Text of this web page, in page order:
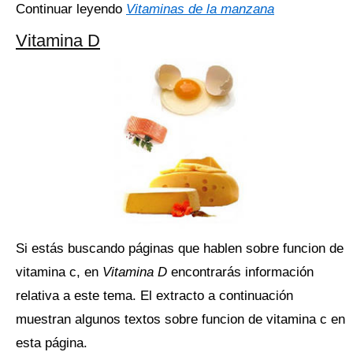
Continuar leyendo Vitaminas de la manzana
Vitamina D
Si estás buscando páginas que hablen sobre funcion de
vitamina c, en Vitamina D encontrarás información
relativa a este tema. El extracto a continuación
muestran algunos textos sobre funcion de vitamina c en
esta página.